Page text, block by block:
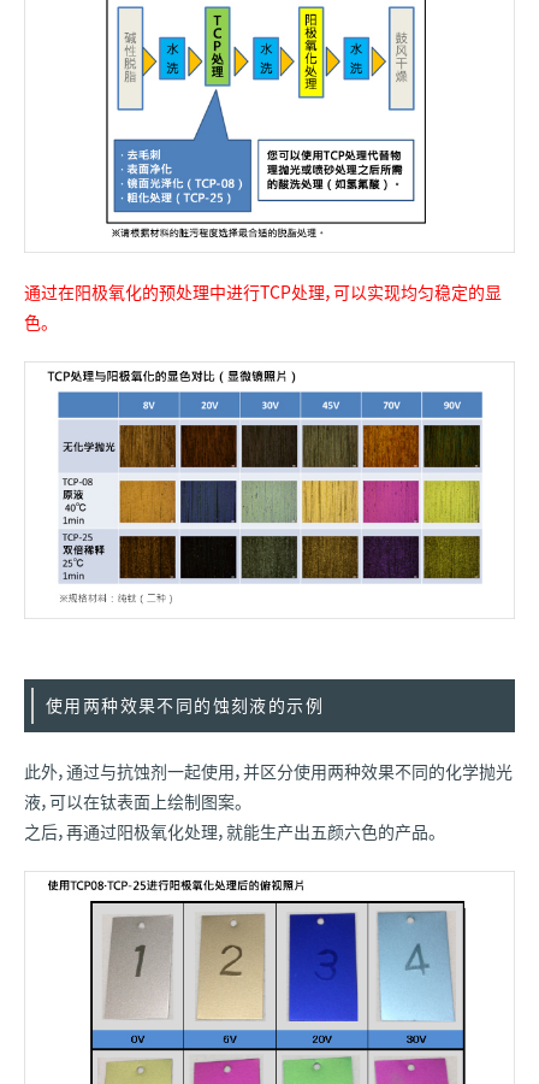
通过在阳极氧化的预处理中进行TCP处理，可以实现均匀稳定的显
色。
使用两种效果不同的蚀刻液的示例
此外，通过与抗蚀剂一起使用，并区分使用两种效果不同的化学抛光
液，可以在钛表面上绘制图案。
之后，再通过阳极氧化处理，就能生产出五颜六色的产品。